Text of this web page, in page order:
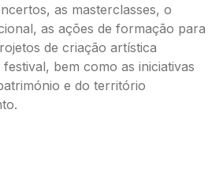
as masterclasses, o
as ações de formação para
de criação artística
bem como as iniciativas
e do território